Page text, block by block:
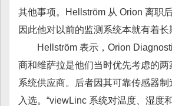
其他事项。Hellström 从 Orion 离职
因此他对以前的监测系统本就有着长
Hellström 表示，Orion
商和维萨拉是他们当时优先考虑的两
系统供应商。后者因其可靠传感器
入选。“viewLinc 系统对温度、湿度